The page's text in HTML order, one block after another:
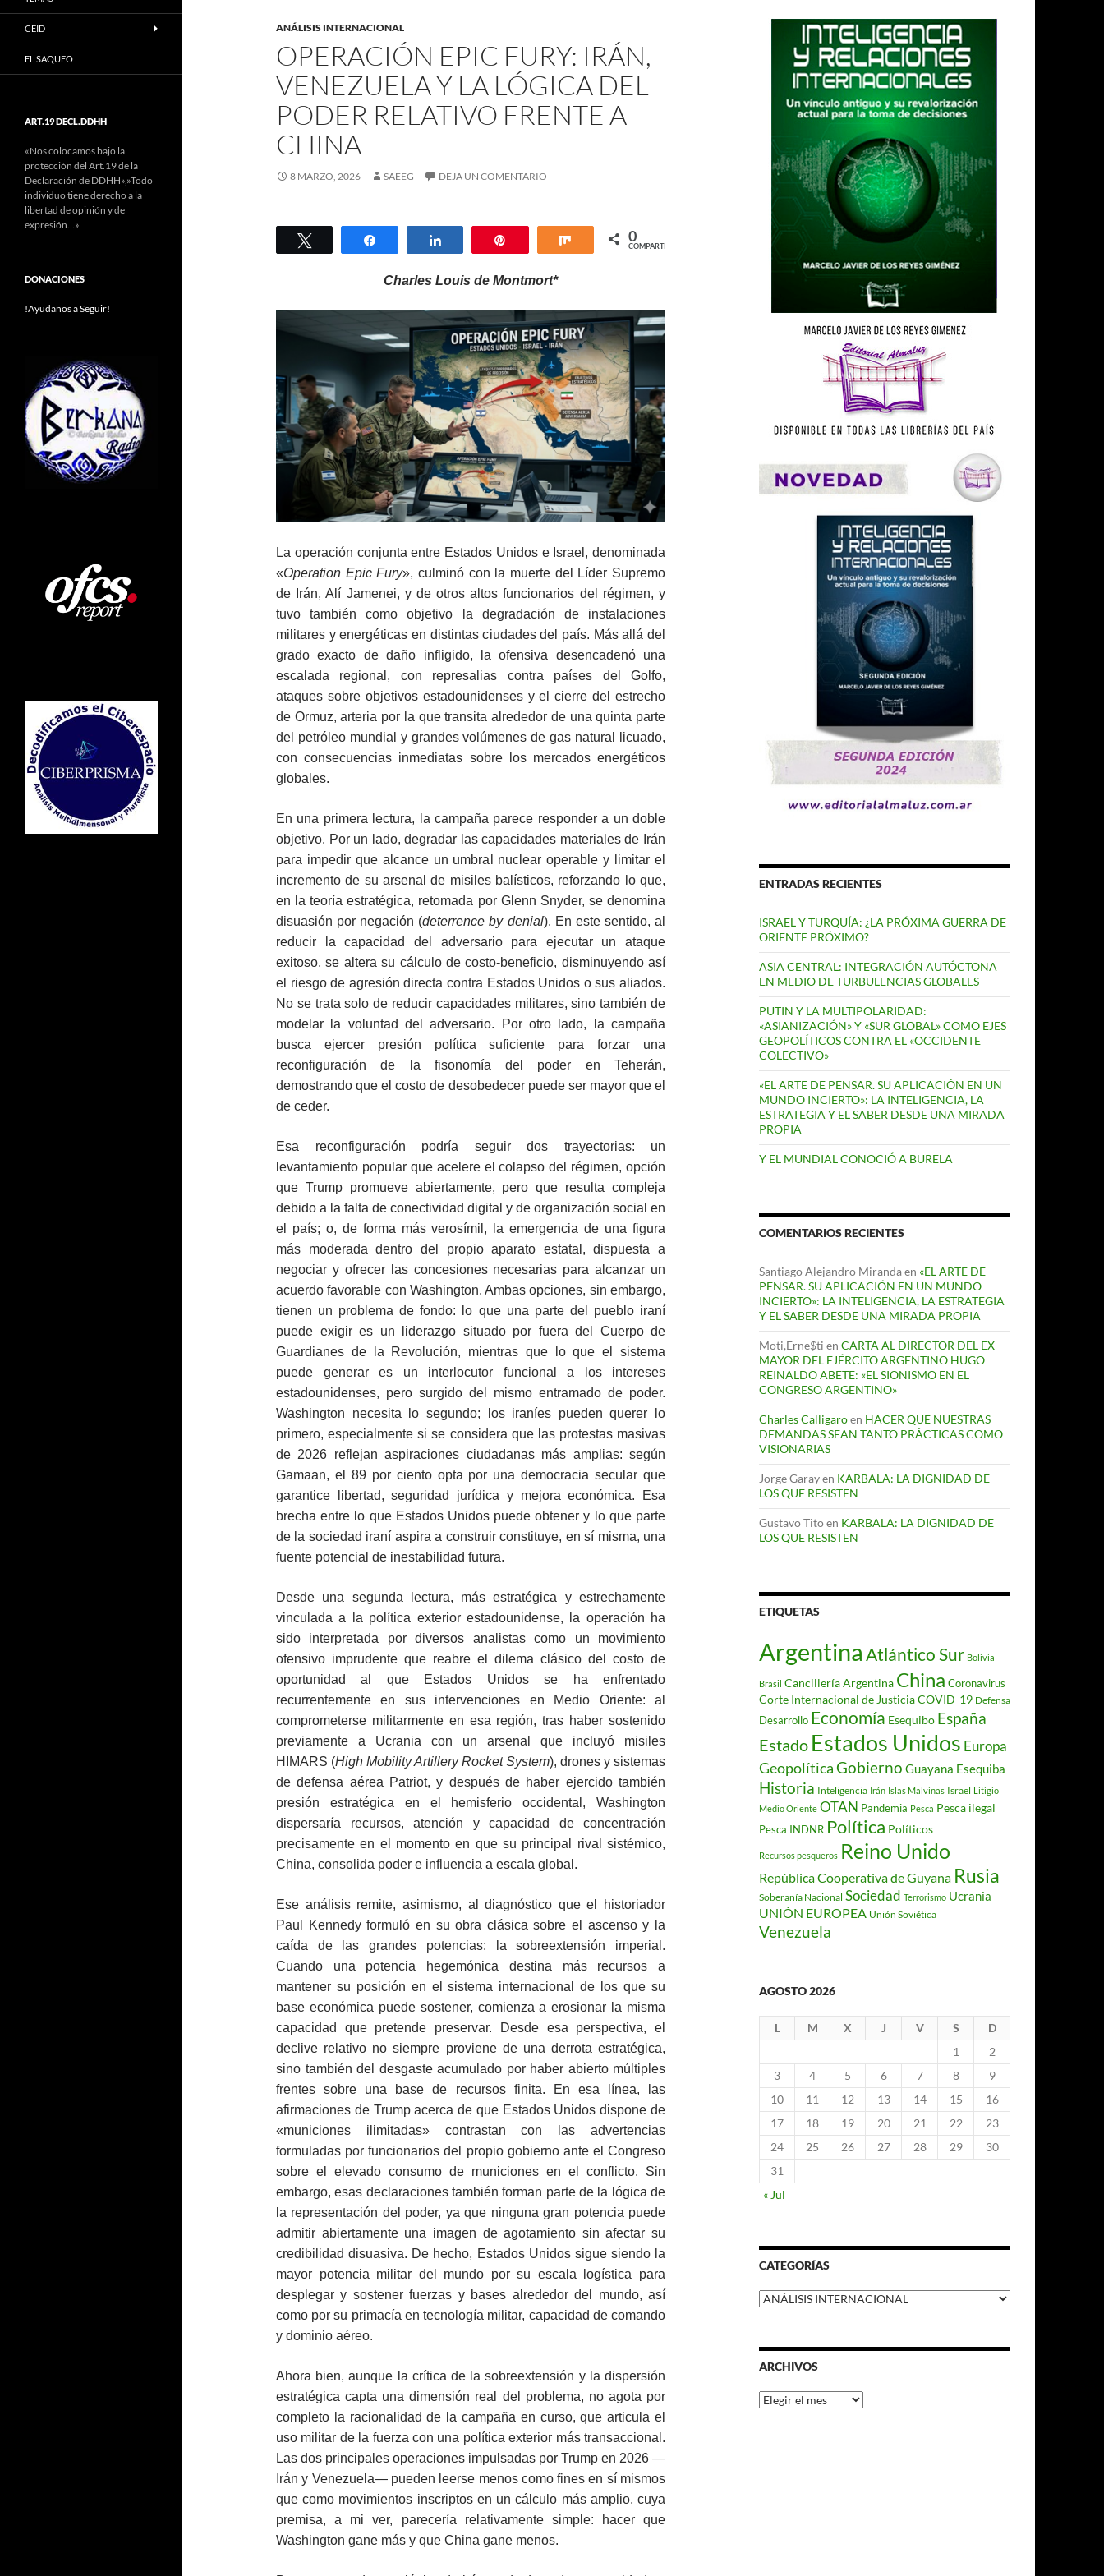
ANÁLISIS INTERNACIONAL
OPERACIÓN EPIC FURY: IRÁN,
VENEZUELA Y LA LÓGICA DEL
PODER RELATIVO FRENTE A
CHINA
8 MARZO, 2026 SAEEG DEJA UN COMENTARIO
Twittear Compartir Compartir Compartir
0
COMPARTIR
Charles Louis de Montmort*
La operación conjunta entre Estados Unidos e Israel, denominada
«Operation Epic Fury», culminó con la muerte del Líder Supremo
de Irán, Alí Jamenei, y de otros altos funcionarios del régimen, y
tuvo también como objetivo la degradación de instalaciones
militares y energéticas en distintas ciudades del país. Más allá del
grado exacto de daño infligido, la ofensiva desencadenó una
escalada regional, con represalias contra países del Golfo,
ataques sobre objetivos estadounidenses y el cierre del estrecho
de Ormuz, arteria por la que transita alrededor de una quinta parte
del petróleo mundial y grandes volúmenes de gas natural licuado,
con consecuencias inmediatas sobre los mercados energéticos
globales.
En una primera lectura, la campaña parece responder a un doble
objetivo. Por un lado, degradar las capacidades materiales de Irán
para impedir que alcance un umbral nuclear operable y limitar el
incremento de su arsenal de misiles balísticos, reforzando lo que,
en la teoría estratégica, retomada por Glenn Snyder, se denomina
disuasión por negación (deterrence by denial). En este sentido, al
reducir la capacidad del adversario para ejecutar un ataque
exitoso, se altera su cálculo de costo-beneficio, disminuyendo así
el riesgo de agresión directa contra Estados Unidos o sus aliados.
No se trata solo de reducir capacidades militares, sino también de
modelar la voluntad del adversario. Por otro lado, la campaña
busca ejercer presión política suficiente para forzar una
reconfiguración de la fisonomía del poder en Teherán,
demostrando que el costo de desobedecer puede ser mayor que el
de ceder.
Esa reconfiguración podría seguir dos trayectorias: un
levantamiento popular que acelere el colapso del régimen, opción
que Trump promueve abiertamente, pero que resulta compleja
debido a la falta de conectividad digital y de organización social en
el país; o, de forma más verosímil, la emergencia de una figura
más moderada dentro del propio aparato estatal, dispuesta a
negociar y ofrecer las concesiones necesarias para alcanzar un
acuerdo favorable con Washington. Ambas opciones, sin embargo,
tienen un problema de fondo: lo que una parte del pueblo iraní
puede exigir es un liderazgo situado por fuera del Cuerpo de
Guardianes de la Revolución, mientras que lo que el sistema
puede generar es un interlocutor funcional a los intereses
estadounidenses, pero surgido del mismo entramado de poder.
Washington necesita lo segundo; los iraníes pueden querer lo
primero, especialmente si se considera que las protestas masivas
de 2026 reflejan aspiraciones ciudadanas más amplias: según
Gamaan, el 89 por ciento opta por una democracia secular que
garantice libertad, seguridad jurídica y mejora económica. Esa
brecha entre lo que Estados Unidos puede obtener y lo que parte
de la sociedad iraní aspira a construir constituye, en sí misma, una
fuente potencial de inestabilidad futura.
Desde una segunda lectura, más estratégica y estrechamente
vinculada a la política exterior estadounidense, la operación ha
sido interpretada por diversos analistas como un movimiento
ofensivo imprudente que reabre el dilema clásico del costo de
oportunidad al que Estados Unidos se ha enfrentado
recurrentemente en sus intervenciones en Medio Oriente: al
comprometerse militarmente en esa región, tras haber sostenido
previamente a Ucrania con un arsenal que incluyó misiles
HIMARS (High Mobility Artillery Rocket System), drones y sistemas
de defensa aérea Patriot, y después de haber ejercido también
presión estratégica en el hemisferio occidental, Washington
dispersaría recursos, atención y capacidad de concentración
precisamente en el momento en que su principal rival sistémico,
China, consolida poder e influencia a escala global.
Ese análisis remite, asimismo, al diagnóstico que el historiador
Paul Kennedy formuló en su obra clásica sobre el ascenso y la
caída de las grandes potencias: la sobreextensión imperial.
Cuando una potencia hegemónica destina más recursos a
mantener su posición en el sistema internacional de los que su
base económica puede sostener, comienza a erosionar la misma
capacidad que pretende preservar. Desde esa perspectiva, el
declive relativo no siempre proviene de una derrota estratégica,
sino también del desgaste acumulado por haber abierto múltiples
frentes sobre una base de recursos finita. En esa línea, las
afirmaciones de Trump acerca de que Estados Unidos dispone de
«municiones ilimitadas» contrastan con las advertencias
formuladas por funcionarios del propio gobierno ante el Congreso
sobre el elevado consumo de municiones en el conflicto. Sin
embargo, esas declaraciones también forman parte de la lógica de
la representación del poder, ya que ninguna gran potencia puede
admitir abiertamente una imagen de agotamiento sin afectar su
credibilidad disuasiva. De hecho, Estados Unidos sigue siendo la
mayor potencia militar del mundo por su escala logística para
desplegar y sostener fuerzas y bases alrededor del mundo, así
como por su primacía en tecnología militar, capacidad de comando
y dominio aéreo.
Ahora bien, aunque la crítica de la sobreextensión y la dispersión
estratégica capta una dimensión real del problema, no agota por
completo la racionalidad de la campaña en curso, que articula el
uso militar de la fuerza con una política exterior más transaccional.
Las dos principales operaciones impulsadas por Trump en 2026 —
Irán y Venezuela— pueden leerse menos como fines en sí mismos
que como movimientos inscriptos en un cálculo más amplio, cuya
premisa, a mi ver, parecería relativamente simple: hacer que
Washington gane más y que China gane menos.
ENTRADAS RECIENTES
ISRAEL Y TURQUÍA: ¿LA PRÓXIMA GUERRA DE
ORIENTE PRÓXIMO?
ASIA CENTRAL: INTEGRACIÓN AUTÓCTONA
EN MEDIO DE TURBULENCIAS GLOBALES
PUTIN Y LA MULTIPOLARIDAD:
«ASIANIZACIÓN» Y «SUR GLOBAL» COMO EJES
GEOPOLÍTICOS CONTRA EL «OCCIDENTE
COLECTIVO»
«EL ARTE DE PENSAR. SU APLICACIÓN EN UN
MUNDO INCIERTO»: LA INTELIGENCIA, LA
ESTRATEGIA Y EL SABER DESDE UNA MIRADA
PROPIA
Y EL MUNDIAL CONOCIÓ A BURELA
COMENTARIOS RECIENTES
Santiago Alejandro Mirandaen «EL ARTE DE
PENSAR. SU APLICACIÓN EN UN MUNDO
INCIERTO»: LA INTELIGENCIA, LA ESTRATEGIA
Y EL SABER DESDE UNA MIRADA PROPIA
Moti,Erne$ti en CARTA AL DIRECTOR DEL EX
MAYOR DEL EJÉRCITO ARGENTINO HUGO
REINALDO ABETE: «EL SIONISMO EN EL
CONGRESO ARGENTINO»
Charles Calligaroen HACER QUE NUESTRAS
DEMANDAS SEAN TANTO PRÁCTICAS COMO
VISIONARIAS
Jorge Garayen KARBALA: LA DIGNIDAD DE
LOS QUE RESISTEN
Gustavo Titoen KARBALA: LA DIGNIDAD DE
LOS QUE RESISTEN
ETIQUETAS
Argentina Atlántico Sur Bolivia
Brasil Cancillería Argentina China Coronavirus
Corte Internacional de JusticiaCOVID-19 Defensa
Desarrollo Economía Esequibo España
Estado Estados Unidos Europa
GeopolíticaGobierno Guayana Esequiba
Historia Inteligencia Irán Islas Malvinas Israel Litigio
Medio Oriente OTAN Pandemia Pesca Pesca ilegal
Pesca INDNR Política Políticos
Recursos pesqueros Reino Unido
República Cooperativa de Guyana Rusia
Soberanía Nacional Sociedad Terrorismo Ucrania
UNIÓN EUROPEA Unión Soviética
Venezuela
AGOSTO 2026
L M X J V S
D
1
2
3
4 5 6 7 8
9
10
11 12 13 14 15
16
17
18 19 20 21 22
23
24
25 26 27 28 29
30
31
« Jul
CATEGORÍAS
Categorías
ARCHIVOS
Archivos
CEID
EL SAQUEO
ART.19 DECL.DDHH
«Nos colocamos bajo la
protección del Art.19 de la
Declaración de DDHH»,»Todo
individuo tiene derecho a la
libertad de opinión y de
expresión…»
DONACIONES
!Ayudanos a Seguir!